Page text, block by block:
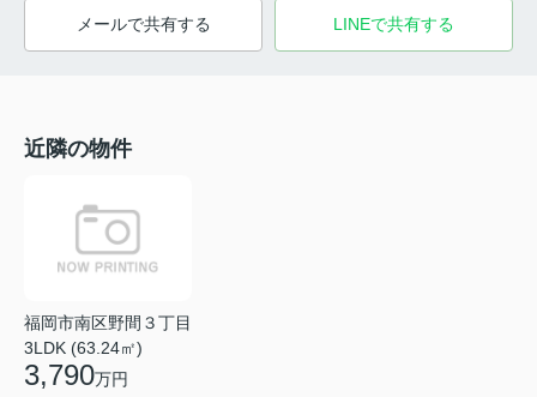
メールで共有する LINEで共有する
近隣の物件
福岡市南区野間３丁目
3LDK (63.24㎡)
3,790万円